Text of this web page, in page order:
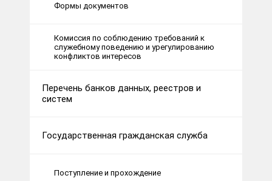
Формы документов
Комиссия по соблюдению требований к
служебному поведению и урегулированию
конфликтов интересов
Перечень банков данных, реестров и
систем
Государственная гражданская служба
Поступление и прохождение